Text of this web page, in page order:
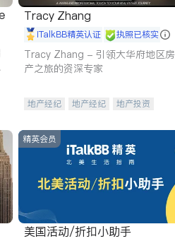
Tracy Zhang
iTalkBB精英认证 执照已核实
Tracy Zhang - 引领大华府地区房
产之旅的资深专家
地产经纪 地产经纪
地产投资
精英会员
美国活动/折扣小助手